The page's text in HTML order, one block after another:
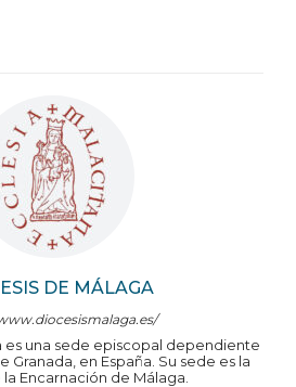
DE MÁLAGA
es una sede episcopal dependiente
Granada, en España. Su sede es la
Encarnación de Málaga.